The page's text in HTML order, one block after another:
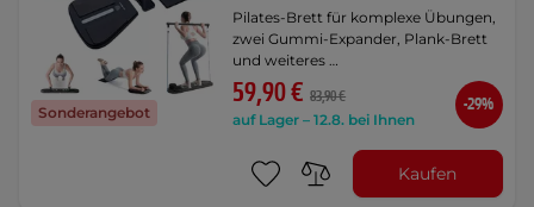
Sonderangebot
Pilates-Brett für komplexe Übungen,
zwei Gummi-Expander, Plank-Brett
und weiteres …
59,90 € 83,90 €
auf Lager – 12.8. bei Ihnen
-29%
Kaufen